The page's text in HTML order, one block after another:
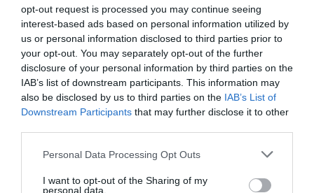
opt-out request is processed you may continue seeing
interest-based ads based on personal information utilized by
us or personal information disclosed to third parties prior to
your opt-out. You may separately opt-out of the further
disclosure of your personal information by third parties on the
IAB’s list of downstream participants. This information may
also be disclosed by us to third parties on the IAB’s List of
Downstream Participants that may further disclose it to other
Personal Data Processing Opt Outs
I want to opt-out of the Sharing of my
personal data.
Tags
ΔΟΚΙΜΙΑ - ΜΕΛΕΤΕΣ ΕΚΔΟΣΕΙΣ ΕΣΤΙΑ
Newsletter
Κάθε βδομάδα στο e-mail σας τα τελευταία νέα για
την Τέχνη και τον Πολιτισμό!